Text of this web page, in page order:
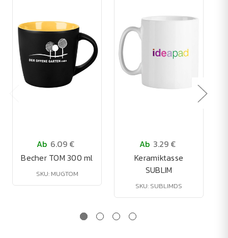
Ab 6.09 €
Becher TOM 300 ml
SKU: MUGTOM
Ab 3.29 €
Keramiktasse
SUBLIM
SKU: SUBLIMDS